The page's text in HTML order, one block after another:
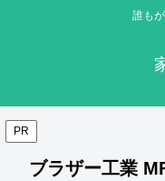
誰も
PR
ブラザー工業